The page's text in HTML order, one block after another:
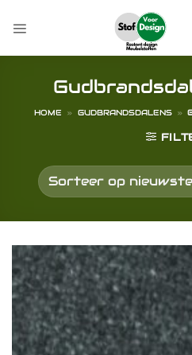
naar
HOME » GUDBRANDSDALENS »